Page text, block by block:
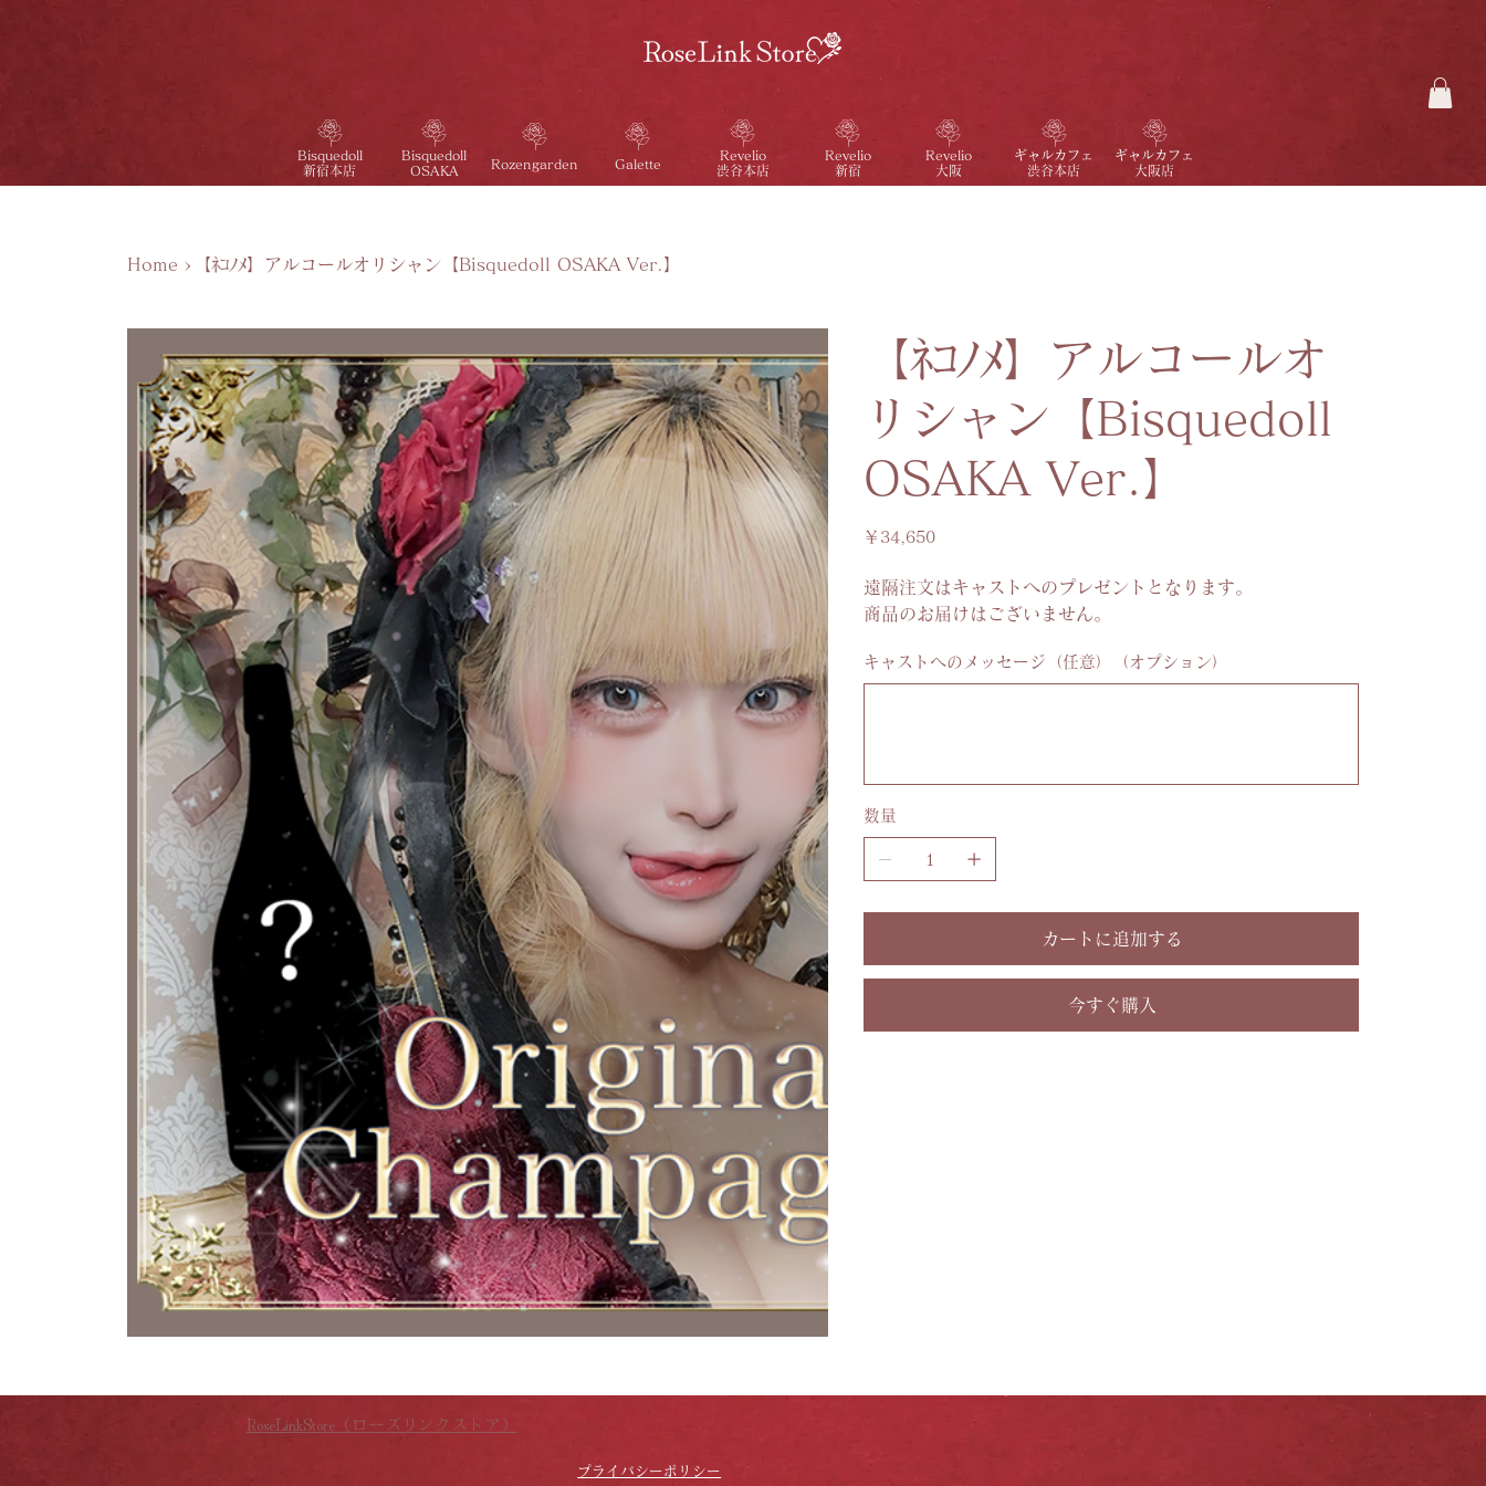
ギャルカフェ
渋谷本店
Revelio
新宿
Revelio
渋谷本店
Rozengarden
Bisquedoll
OSAKA
Bisquedoll
新宿本店
Galette
ギャルカフェ
大阪店
Revelio
大阪
Home > 【ﾈｺﾉﾒ】アルコールオリシャン【Bisquedoll OSAKA Ver.】
【ﾈｺﾉﾒ】アルコールオ
リシャン【Bisquedoll
OSAKA Ver.】
格
￥34,650
遠隔注文はキャストへのプレゼントとなります。
商品のお届けはございません。
キャストへのメッセージ（任意）（オプション）
入
で
す。
数量
カートに追加する
今すぐ購入
RoseLinkStore（ローズリンクストア）
プライバシーポリシー